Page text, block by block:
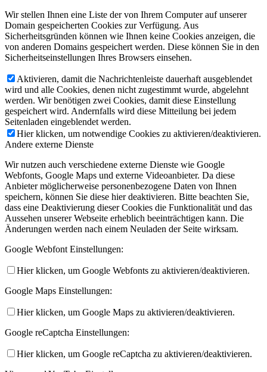
Wir stellen Ihnen eine Liste der von Ihrem Computer auf unserer
Domain gespeicherten Cookies zur Verfügung. Aus
Sicherheitsgründen können wie Ihnen keine Cookies anzeigen, die
von anderen Domains gespeichert werden. Diese können Sie in den
Sicherheitseinstellungen Ihres Browsers einsehen.
Aktivieren, damit die Nachrichtenleiste dauerhaft ausgeblendet
wird und alle Cookies, denen nicht zugestimmt wurde, abgelehnt
werden. Wir benötigen zwei Cookies, damit diese Einstellung
gespeichert wird. Andernfalls wird diese Mitteilung bei jedem
Seitenladen eingeblendet werden.
Hier klicken, um notwendige Cookies zu aktivieren/deaktivieren.
Andere externe Dienste
Wir nutzen auch verschiedene externe Dienste wie Google
Webfonts, Google Maps und externe Videoanbieter. Da diese
Anbieter möglicherweise personenbezogene Daten von Ihnen
speichern, können Sie diese hier deaktivieren. Bitte beachten Sie,
dass eine Deaktivierung dieser Cookies die Funktionalität und das
Aussehen unserer Webseite erheblich beeinträchtigen kann. Die
Änderungen werden nach einem Neuladen der Seite wirksam.
Google Webfont Einstellungen:
Hier klicken, um Google Webfonts zu aktivieren/deaktivieren.
Google Maps Einstellungen:
Hier klicken, um Google Maps zu aktivieren/deaktivieren.
Google reCaptcha Einstellungen:
Hier klicken, um Google reCaptcha zu aktivieren/deaktivieren.